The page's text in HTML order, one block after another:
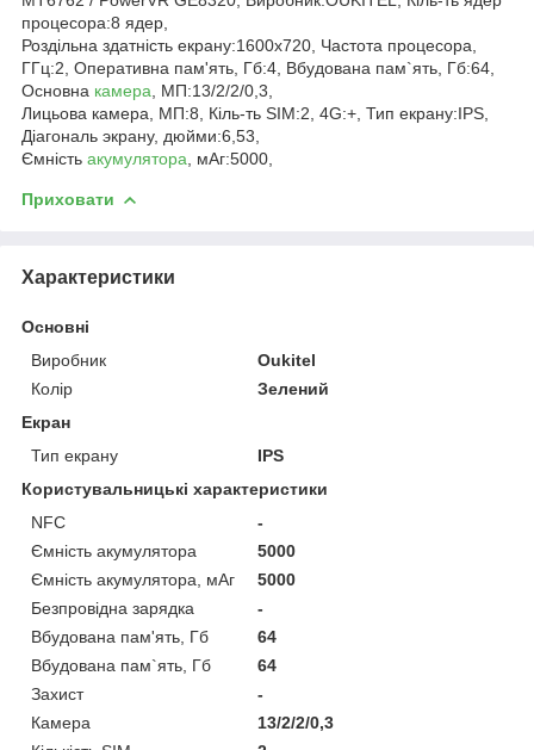
процесора:8 ядер,
Роздільна здатність екрану:1600x720, Частота процесора,
ГГц:2, Оперативна пам'ять, Гб:4, Вбудована пам`ять, Гб:64,
Основна камера , МП:13/2/2/0,3,
Лицьова камера, МП:8, Кіль-ть SIM:2, 4G:+, Тип екрану:IPS,
Діагональ экрану, дюйми:6,53,
Ємність акумулятора , мАг:5000,
Приховати
Характеристики
Основні
Виробник
Oukitel
Колір
Зелений
Екран
Тип екрану
IPS
Користувальницькі характеристики
NFC
-
Ємність акумулятора
5000
Ємність акумулятора, мАг
5000
Безпровідна зарядка
-
Вбудована пам'ять, Гб
64
Вбудована пам`ять, Гб
64
Захист
-
Камера
13/2/2/0,3